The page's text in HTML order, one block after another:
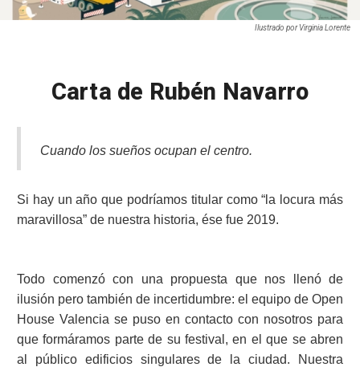
Ilustrado por Virginia Lorente
Carta de Rubén Navarro
Cuando los sueños ocupan el centro.
Si hay un año que podríamos titular como “la locura más
maravillosa” de nuestra historia, ése fue 2019.
Todo comenzó con una propuesta que nos llenó de
ilusión pero también de incertidumbre: el equipo de Open
House Valencia se puso en contacto con nosotros para
que formáramos parte de su festival, en el que se abren
al público edificios singulares de la ciudad. Nuestra